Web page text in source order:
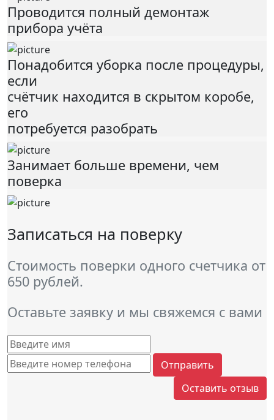
Проводится полный демонтаж
прибора учёта
Понадобится уборка после процедуры,
если
счётчик находится в скрытом коробе,
его
потребуется разобрать
Занимает больше времени, чем
поверка
Записаться на поверку
Стоимость поверки одного счетчика от
650 рублей.
Оставьте заявку и мы свяжемся с вами
Отправить
Оставить отзыв